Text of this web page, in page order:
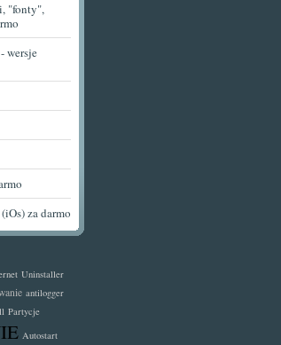
"fonty",
wersje
za darmo
Uninstaller
antilogger
Partycje
Autostart